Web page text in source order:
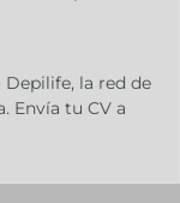
Depilife, la red de
Envía tu CV a